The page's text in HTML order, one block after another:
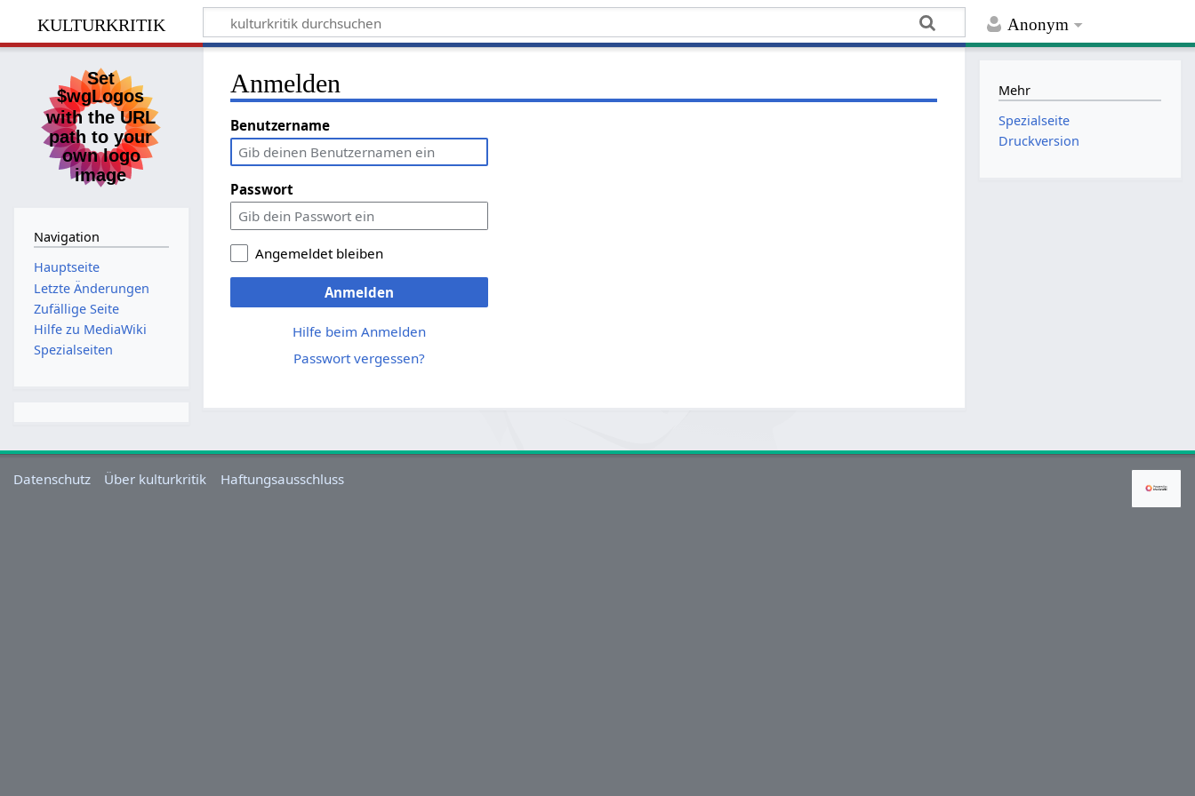
Anonym
kulturkritik
Anmelden
Benutzername
Passwort
Angemeldet bleiben
Anmelden
Hilfe beim Anmelden
Passwort vergessen?
Navigation
Hauptseite
Letzte Änderungen
Zufällige Seite
Hilfe zu MediaWiki
Spezialseiten
Mehr
Spezialseite
Druckversion
Datenschutz Über kulturkritik Haftungsausschluss